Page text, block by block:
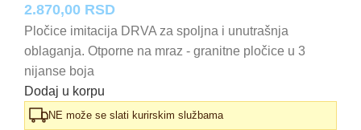
2.870,00 RSD
Pločice imitacija DRVA za spoljna i unutrašnja
oblaganja. Otporne na mraz - granitne pločice u 3
nijanse boja
Dodaj u korpu
NE može se slati kurirskim službama